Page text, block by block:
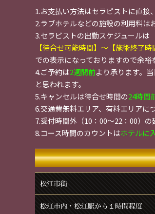
1.お支払い方法はセラピストに直接
2.ラブホテルなどの施設の利用料は
3.セラピストの出勤スケジュールは
【待合せ可能時間】～【施術終了時
での表示になっておりますので余裕
4.ご予約は2週間前より承ります。
と思われます。
5.キャンセルは待合せ時間の24時間
6.交通費無料エリア、有料エリアに
7.受付時間外（10：00～22：00）の
8.コース時間のカウントはホテルに
松江市街
松江市内・松江駅から１時間程度